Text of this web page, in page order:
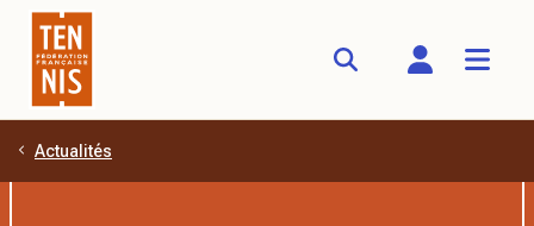
Aller au contenu principal
Actualités